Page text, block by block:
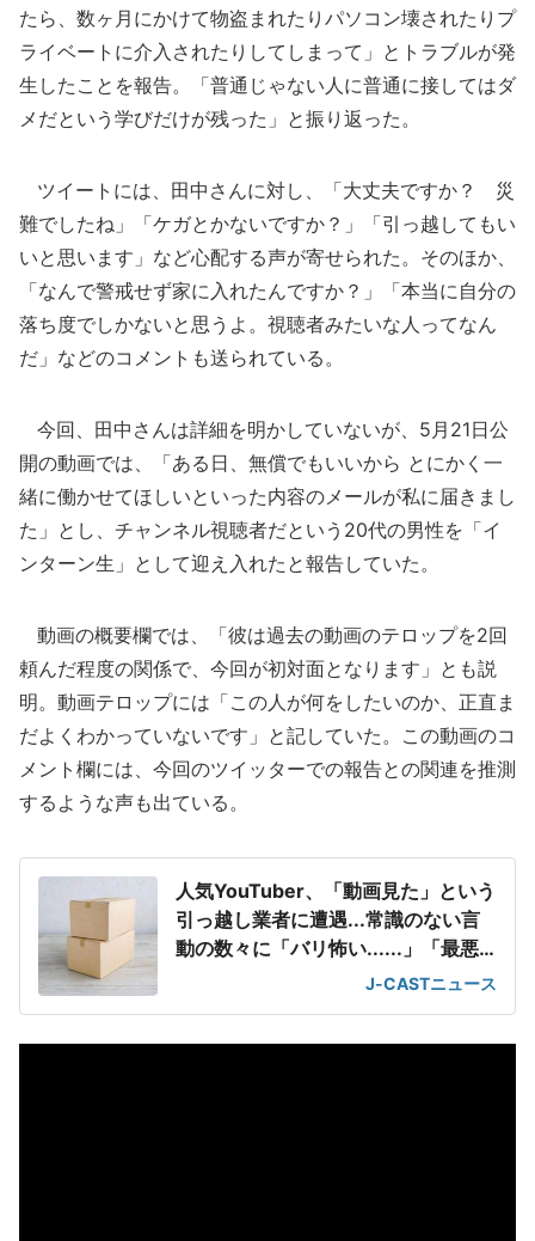
たら、数ヶ月にかけて物盗まれたりパソコン壊されたりプ
ライベートに介入されたりしてしまって」とトラブルが発
生したことを報告。「普通じゃない人に普通に接してはダ
メだという学びだけが残った」と振り返った。
ツイートには、田中さんに対し、「大丈夫ですか？ 災
難でしたね」「ケガとかないですか？」「引っ越してもい
いと思います」など心配する声が寄せられた。そのほか、
「なんで警戒せず家に入れたんですか？」「本当に自分の
落ち度でしかないと思うよ。視聴者みたいな人ってなん
だ」などのコメントも送られている。
今回、田中さんは詳細を明かしていないが、5月21日公
開の動画では、「ある日、無償でもいいから とにかく一
緒に働かせてほしいといった内容のメールが私に届きまし
た」とし、チャンネル視聴者だという20代の男性を「イ
ンターン生」として迎え入れたと報告していた。
動画の概要欄では、「彼は過去の動画のテロップを2回
頼んだ程度の関係で、今回が初対面となります」とも説
明。動画テロップには「この人が何をしたいのか、正直ま
だよくわかっていないです」と記していた。この動画のコ
メント欄には、今回のツイッターでの報告との関連を推測
するような声も出ている。
人気YouTuber、「動画見た」という
引っ越し業者に遭遇...常識のない言
動の数々に「バリ怖い......」「最悪
J-CASTニュース